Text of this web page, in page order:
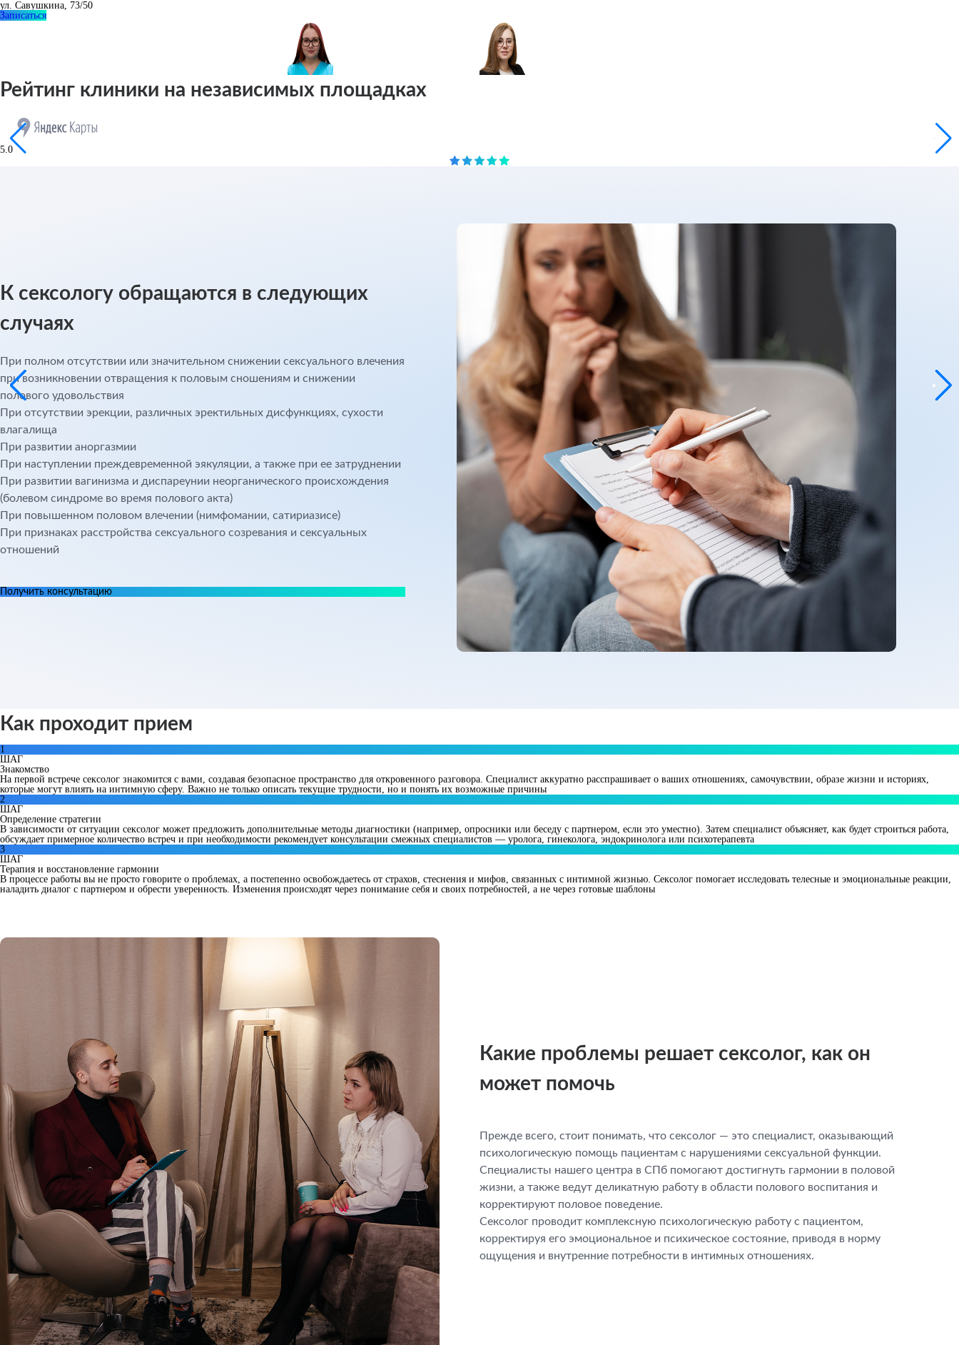
ул. Савушкина, 73/50
Записаться
Рейтинг клиники на независимых площадках
5.0
К сексологу обращаются в следующих
случаях
При полном отсутствии или значительном снижении сексуального влечения
при возникновении отвращения к половым сношениям и снижении
полового удовольствия
При отсутствии эрекции, различных эректильных дисфункциях, сухости
влагалища
При развитии аноргазмии
При наступлении преждевременной эякуляции, а также при ее затруднении
При развитии вагинизма и диспареунии неорганического происхождения
(болевом синдроме во время полового акта)
При повышенном половом влечении (нимфомании, сатириазисе)
При признаках расстройства сексуального созревания и сексуальных
отношений
Получить консультацию
Как проходит прием
1
ШАГ
Знакомство
На первой встрече сексолог знакомится с вами, создавая безопасное пространство для откровенного разговора. Специалист аккуратно расспрашивает о ваших отношениях, самочувствии, образе жизни и историях,
которые могут влиять на интимную сферу. Важно не только описать текущие трудности, но и понять их возможные причины
2
ШАГ
Определение стратегии
В зависимости от ситуации сексолог может предложить дополнительные методы диагностики (например, опросники или беседу с партнером, если это уместно). Затем специалист объясняет, как будет строиться работа,
обсуждает примерное количество встреч и при необходимости рекомендует консультации смежных специалистов — уролога, гинеколога, эндокринолога или психотерапевта
3
ШАГ
Терапия и восстановление гармонии
В процессе работы вы не просто говорите о проблемах, а постепенно освобождаетесь от страхов, стеснения и мифов, связанных с интимной жизнью. Сексолог помогает исследовать телесные и эмоциональные реакции,
наладить диалог с партнером и обрести уверенность. Изменения происходят через понимание себя и своих потребностей, а не через готовые шаблоны
Какие проблемы решает сексолог, как он
может помочь
Прежде всего, стоит понимать, что сексолог — это специалист, оказывающий
психологическую помощь пациентам с нарушениями сексуальной функции.
Специалисты нашего центра в СПб помогают достигнуть гармонии в половой
жизни, а также ведут деликатную работу в области полового воспитания и
корректируют половое поведение.
Сексолог проводит комплексную психологическую работу с пациентом,
корректируя его эмоциональное и психическое состояние, приводя в норму
ощущения и внутренние потребности в интимных отношениях.